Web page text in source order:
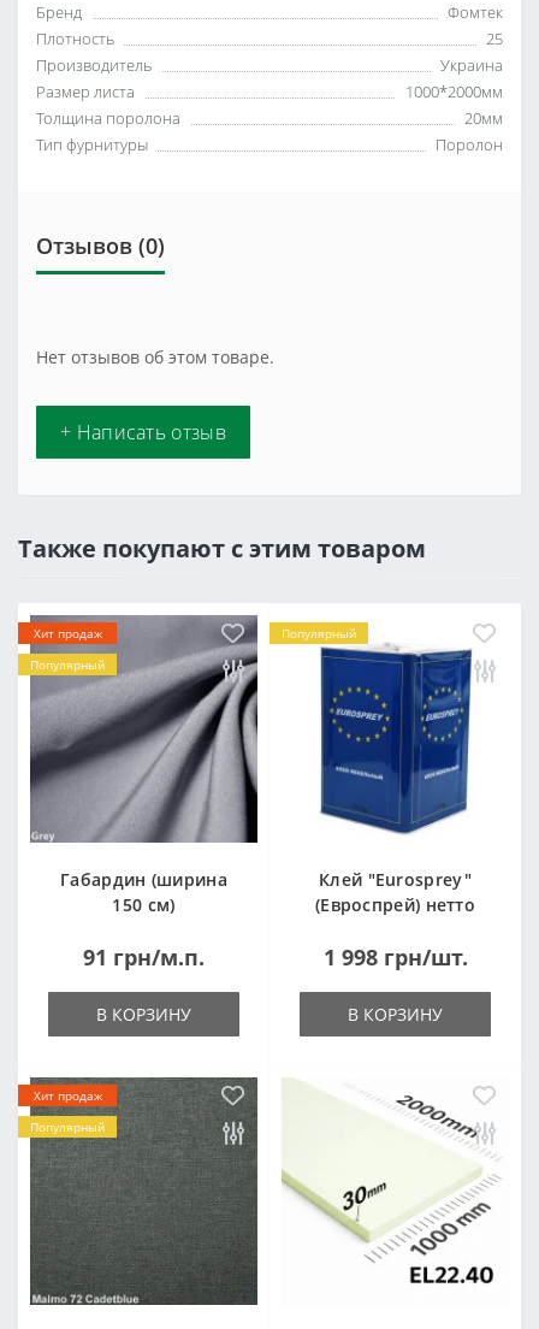
Бренд
Фомтек
Плотность
25
Производитель
Украина
Размер листа
1000*2000мм
Толщина поролона
20мм
Тип фурнитуры
Поролон
Отзывов (0)
Нет отзывов об этом товаре.
+ Написать отзыв
Также покупают с этим товаром
Хит продаж
Популярный
Габардин (ширина
150 см)
91 грн/м.п.
В КОРЗИНУ
Популярный
Клей "Eurosprey"
(Евроспрей) нетто
1 998 грн/шт.
В КОРЗИНУ
Хит продаж
Популярный